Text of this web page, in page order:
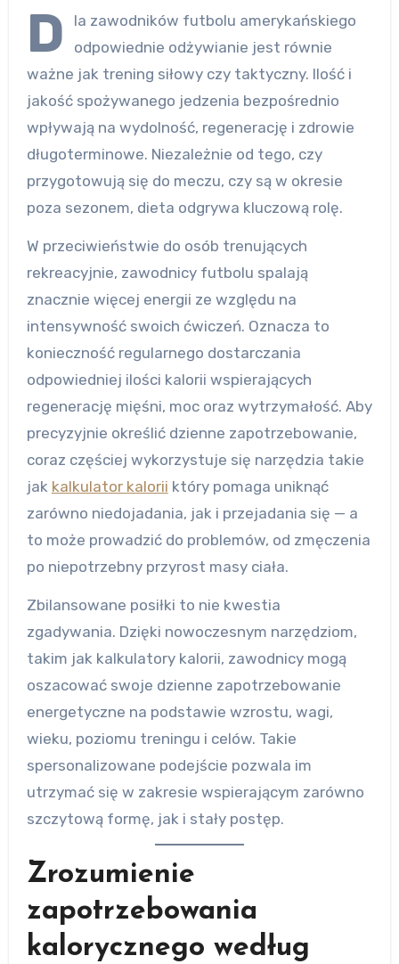
D
la zawodników futbolu amerykańskiego
odpowiednie odżywianie jest równie
ważne jak trening siłowy czy taktyczny. Ilość i
jakość spożywanego jedzenia bezpośrednio
wpływają na wydolność, regenerację i zdrowie
długoterminowe. Niezależnie od tego, czy
przygotowują się do meczu, czy są w okresie
poza sezonem, dieta odgrywa kluczową rolę.
W przeciwieństwie do osób trenujących
rekreacyjnie, zawodnicy futbolu spalają
znacznie więcej energii ze względu na
intensywność swoich ćwiczeń. Oznacza to
konieczność regularnego dostarczania
odpowiedniej ilości kalorii wspierających
regenerację mięśni, moc oraz wytrzymałość. Aby
precyzyjnie określić dzienne zapotrzebowanie,
coraz częściej wykorzystuje się narzędzia takie
jak kalkulator kalorii który pomaga uniknąć
zarówno niedojadania, jak i przejadania się — a
to może prowadzić do problemów, od zmęczenia
po niepotrzebny przyrost masy ciała.
Zbilansowane posiłki to nie kwestia
zgadywania. Dzięki nowoczesnym narzędziom,
takim jak kalkulatory kalorii, zawodnicy mogą
oszacować swoje dzienne zapotrzebowanie
energetyczne na podstawie wzrostu, wagi,
wieku, poziomu treningu i celów. Takie
spersonalizowane podejście pozwala im
utrzymać się w zakresie wspierającym zarówno
szczytową formę, jak i stały postęp.
Zrozumienie
zapotrzebowania
kalorycznego według